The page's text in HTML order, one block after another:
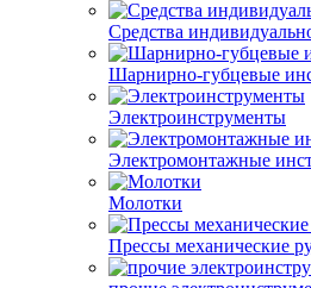
Средства
Шарнирно-губцевые
Электроинструменты
Электромонтажные
Молотки
Прессы механические